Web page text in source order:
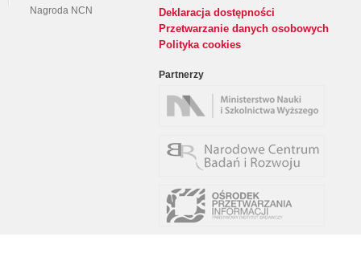
Nagroda NCN
Deklaracja dostępności
Przetwarzanie danych osobowych
Polityka cookies
Partnerzy